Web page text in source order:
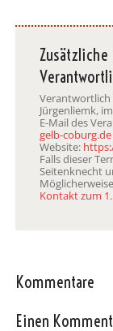
Verantwortlich
Jürgenliemk,
E-Mail des
gelb-coburg.de
Website:
Falls dieser
Seitenknecht
Kontakt zum
Kommentare
Einen